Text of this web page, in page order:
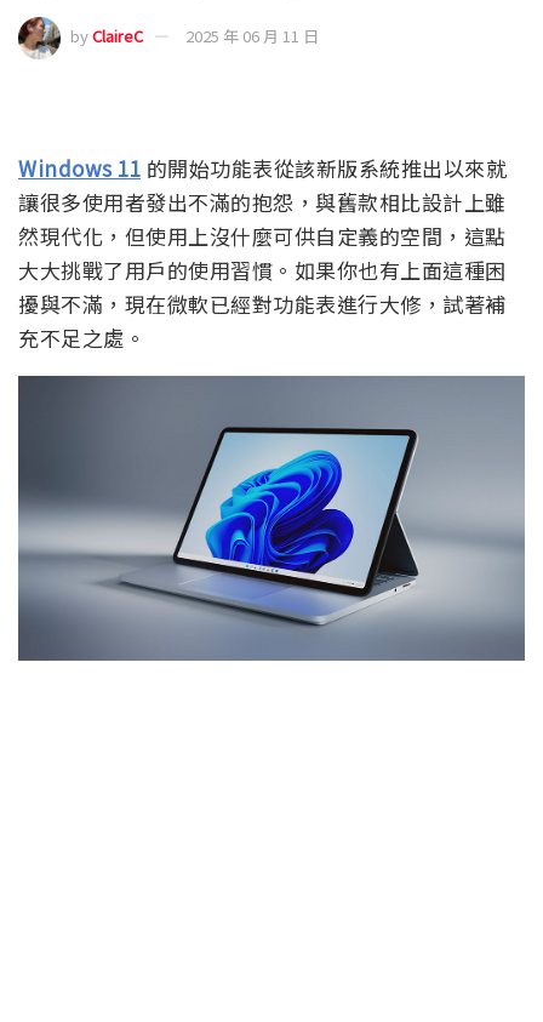
byClaireC 2025 年 06 月 11 日
Windows 11 的開始功能表從該新版系統推出以來就
讓很多使用者發出不滿的抱怨，與舊款相比設計上雖
然現代化，但使用上沒什麼可供自定義的空間，這點
大大挑戰了用戶的使用習慣。如果你也有上面這種困
擾與不滿，現在微軟已經對功能表進行大修，試著補
充不足之處。